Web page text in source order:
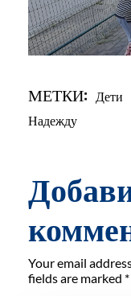
МЕТКИ: Дети
Надежду
Your email
fields are marked *